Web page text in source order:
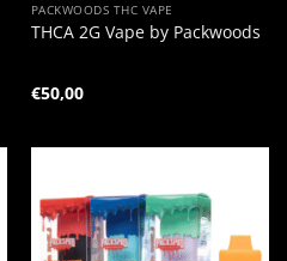
PACKWOODS THC VAPE
THCA 2G Vape by Packwoods
€50,00